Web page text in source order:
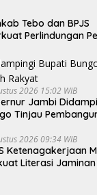
Tebo dan BPJS
Perlindungan
2026 15:02 WIB
Jambi
Tinjau
2026 09:34 WIB
Ketenagakerjaan
Literasi